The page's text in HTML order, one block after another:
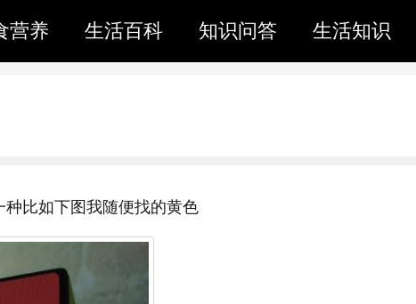
营养 生活百科 知识问答 生活知识
比如下图我随便找的黄色